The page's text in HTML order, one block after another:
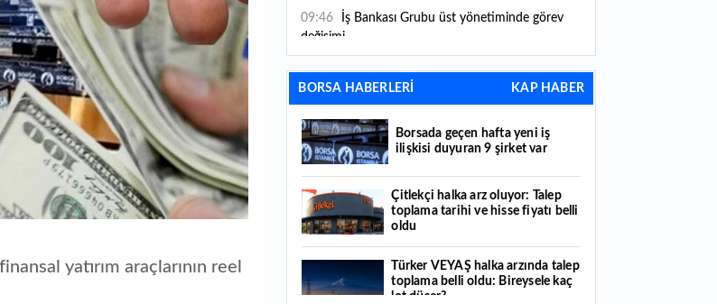
yatırım araçlarının reel
09:46
değişimi
09:37 Küresel gıda fiyatları yükseldi: Son 3,5 yılın
zirvesini gördü
09:35 Borsada geçen hafta yeni iş ilişkisi duyuran
9 şirket var
Hangisi kazandırdı, hangisi kaybettirdi?
17:40 Hobi amaçlı ekti, 3 kök kabaktan 1 ton
ürün elde etti
17:25 BDDK'dan tasarruf finansman şirketlerine
BORSA HABERLERİ KAP HABER
Borsada geçen hafta yeni iş
ilişkisi duyuran 9 şirket var
Çitlekçi halka arz oluyor: Talep
toplama tarihi ve hisse fiyatı belli
oldu
Türker VEYAŞ halka arzında talep
toplama belli oldu: Bireysele kaç
lot düşer?